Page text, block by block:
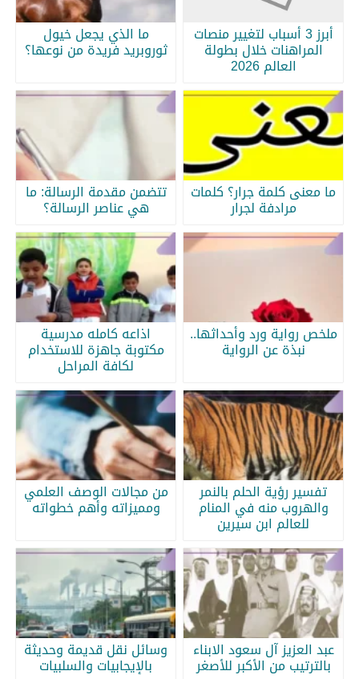
أبرز 3 أسباب لتغيير منصات
المراهنات خلال بطولة
العالم 2026
ما الذي يجعل خيول
ثوروبريد فريدة من نوعها؟
ما معنى كلمة جرار؟ كلمات
مرادفة لجرار
تتضمن مقدمة الرسالة: ما
هي عناصر الرسالة؟
ملخص رواية ورد وأحداثها..
نبذة عن الرواية
اذاعه كامله مدرسية
مكتوبة جاهزة للاستخدام
لكافة المراحل
تفسير رؤية الحلم بالنمر
والهروب منه في المنام
للعالم ابن سيرين
من مجالات الوصف العلمي
ومميزاته وأهم خطواته
عبد العزيز آل سعود الابناء
بالترتيب من الأكبر للأصغر
وسائل نقل قديمة وحديثة
بالإيجابيات والسلبيات